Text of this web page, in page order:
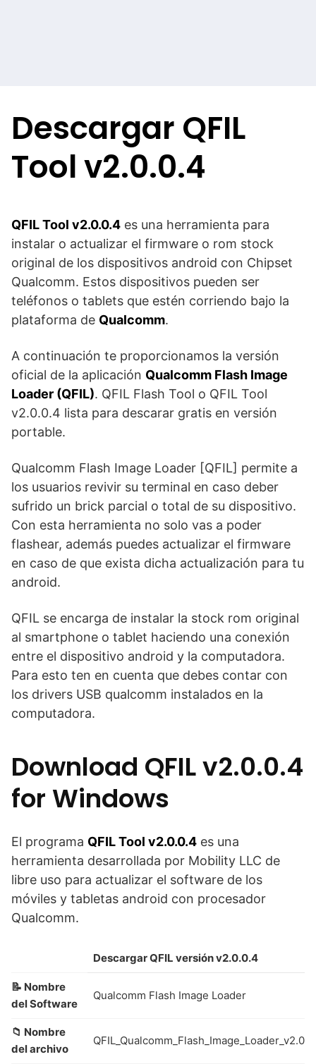
Descargar QFIL
Tool v2.0.0.4
QFIL Tool v2.0.0.4 es una herramienta para
instalar o actualizar el firmware o rom stock
original de los dispositivos android con Chipset
Qualcomm. Estos dispositivos pueden ser
teléfonos o tablets que estén corriendo bajo la
plataforma de Qualcomm.
A continuación te proporcionamos la versión
oficial de la aplicación Qualcomm Flash Image
Loader (QFIL). QFIL Flash Tool o QFIL Tool
v2.0.0.4 lista para descarar gratis en versión
portable.
Qualcomm Flash Image Loader [QFIL] permite a
los usuarios revivir su terminal en caso deber
sufrido un brick parcial o total de su dispositivo.
Con esta herramienta no solo vas a poder
flashear, además puedes actualizar el firmware
en caso de que exista dicha actualización para tu
android.
QFIL se encarga de instalar la stock rom original
al smartphone o tablet haciendo una conexión
entre el dispositivo android y la computadora.
Para esto ten en cuenta que debes contar con
los drivers USB qualcomm instalados en la
computadora.
Download QFIL v2.0.0.4
for Windows
El programa QFIL Tool v2.0.0.4 es una
herramienta desarrollada por Mobility LLC de
libre uso para actualizar el software de los
móviles y tabletas android con procesador
Qualcomm.
Descargar QFIL versión v2.0.0.4
📝 Nombre
del Software
Qualcomm Flash Image Loader
📁 Nombre
del archivo